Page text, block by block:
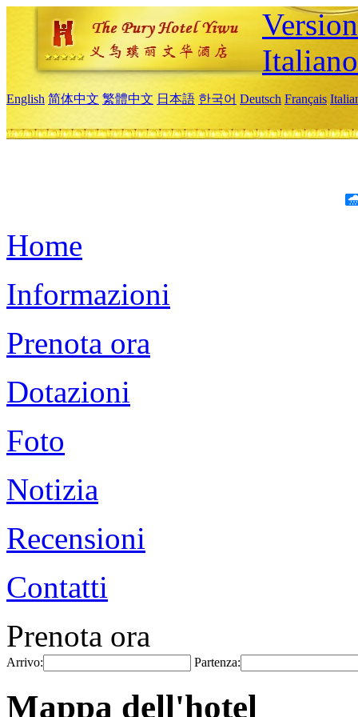
Italiano
English 简体中文 繁體中文 日本語 한국어 Deutsch Français
Home
Informazioni
Prenota ora
Dotazioni
Foto
Notizia
Recensioni
Contatti
Prenota ora
Arrivo: Partenza:
Mappa dell'hotel